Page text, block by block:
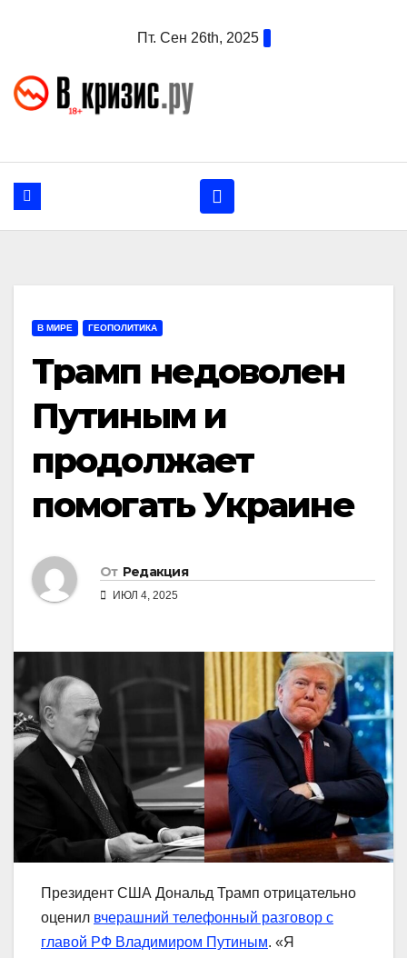
Пт. Сен 26th, 2025
В МИРЕ ГЕОПОЛИТИКА
Трамп недоволен
Путиным и
продолжает
помогать Украине
От Редакция
ИЮЛ 4, 2025
Президент США Дональд Трамп отрицательно
оценил вчерашний телефонный разговор с
главой РФ Владимиром Путиным. «Я